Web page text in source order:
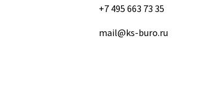
+7 495 663 73 35
mail@ks-buro.ru